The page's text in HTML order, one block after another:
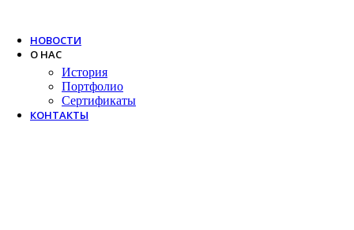
НОВОСТИ
О НАС
История
Портфолио
Сертификаты
КОНТАКТЫ